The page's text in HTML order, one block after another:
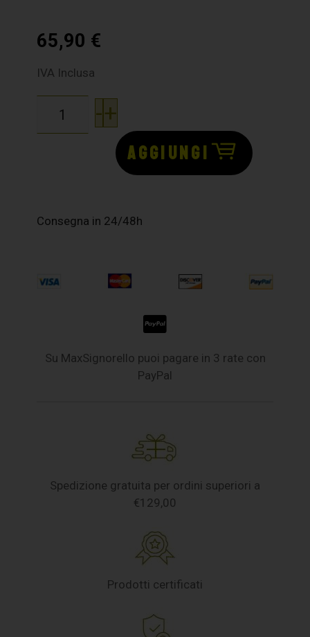
65,90 €
IVA Inclusa
-+
AGGIUNGI
Consegna in 24/48h
Su MaxSignorello puoi pagare in 3 rate con
PayPal
Spedizione gratuita per ordini superiori a
€129,00
Prodotti certificati